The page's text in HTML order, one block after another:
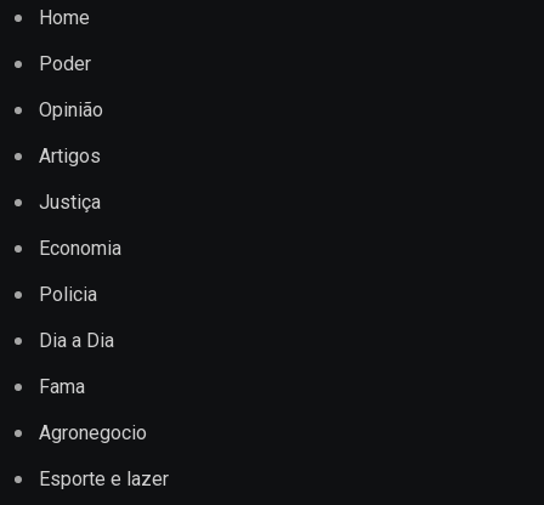
Home
Poder
Opinião
Artigos
Justiça
Economia
Policia
Dia a Dia
Fama
Agronegocio
Esporte e lazer